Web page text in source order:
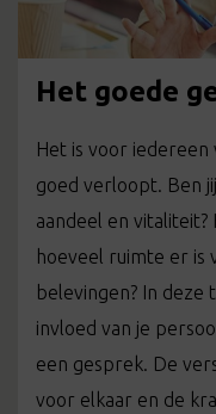
Het goede
Het is voor
goed verloopt. Ben
aandeel en
hoeveel ruimte er is
belevingen? In deze
invloed van je
een gesprek. De
voor elkaar en de